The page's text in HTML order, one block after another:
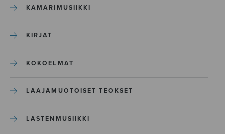
KAMARIMUSIIKKI
KIRJAT
KOKOELMAT
LAAJAMUOTOISET TEOKSET
LASTENMUSIIKKI